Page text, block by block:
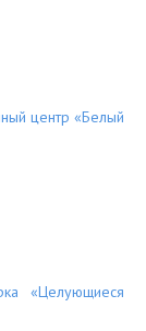
центр «Белый
«Целующиеся